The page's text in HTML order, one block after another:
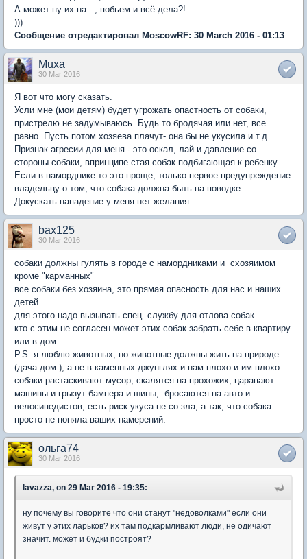
А может ну их на..., побьем и всё дела?!
)))
Сообщение отредактировал MoscowRF: 30 March 2016 - 01:13
Muxa
30 Mar 2016
Я вот что могу сказать.
Усли мне (мои детям) будет угрожать опастность от собаки,
пристрелю не задумываюсь. Будь то бродячая или нет, все
равно. Пусть потом хозяева плачут- она бы не укусила и т.д.
Признак агресии для меня - это оскал, лай и давление со
стороны собаки, впринципе стая собак подбигающая к ребенку.
Если в наморднике то это проще, только первое предупреждение
владельцу о том, что собака должна быть на поводке.
Докускать нападение у меня нет желания
bax125
30 Mar 2016
собаки должны гулять в городе с намордниками и схозяимом
кроме "карманных"
все собаки без хозяина, это прямая опасность для нас и наших
детей
для этого надо вызывать спец. службу для отлова собак
кто с этим не согласен может этих собак забрать себе в квартиру
или в дом.
P.S. я люблю животных, но животные должны жить на природе
(дача дом ), а не в каменных джунглях и нам плохо и им плохо
собаки растаскивают мусор, скалятся на прохожих, царапают
машины и грызут бампера и шины, бросаются на авто и
велосипедистов, есть риск укуса не со зла, а так, что собака
просто не поняла ваших намерений.
ольга74
30 Mar 2016
lavazza, on 29 Mar 2016 - 19:35:
ну почему вы говорите что они станут "недоволками" если они
живут у этих ларьков? их там подкармливают люди, не одичают
значит. может и будки построят?